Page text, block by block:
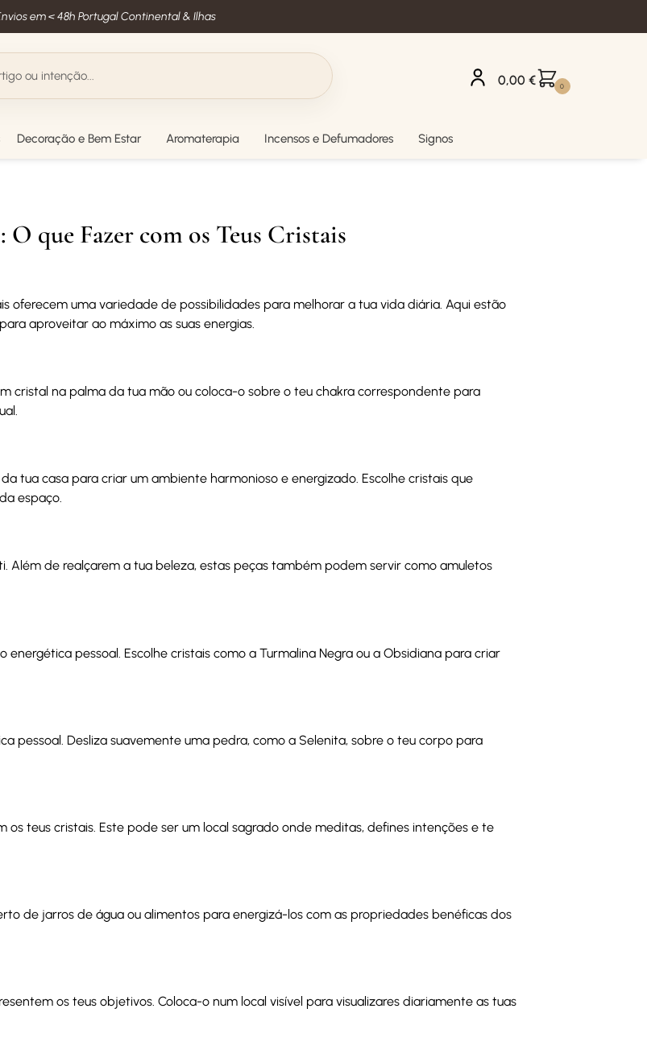
em < 48h Portugal Continental & Ilhas
0,00 € 0
Decoração e Bem Estar Aromaterapia Incensos e Defumadores Signos
O que Fazer com os Teus Cristais
oferecem uma variedade de possibilidades para melhorar a tua vida diária. Aqui estão
aproveitar ao máximo as suas energias.
cristal na palma da tua mão ou coloca-o sobre o teu chakra correspondente para
tua casa para criar um ambiente harmonioso e energizado. Escolhe cristais que
espaço.
Além de realçarem a tua beleza, estas peças também podem servir como amuletos
pessoal. Escolhe cristais como a Turmalina Negra ou a Obsidiana para criar
pessoal. Desliza suavemente uma pedra, como a Selenita, sobre o teu corpo para
teus cristais. Este pode ser um local sagrado onde meditas, defines intenções e te
de jarros de água ou alimentos para energizá-los com as propriedades benéficas dos
os teus objetivos. Coloca-o num local visível para visualizares diariamente as tuas